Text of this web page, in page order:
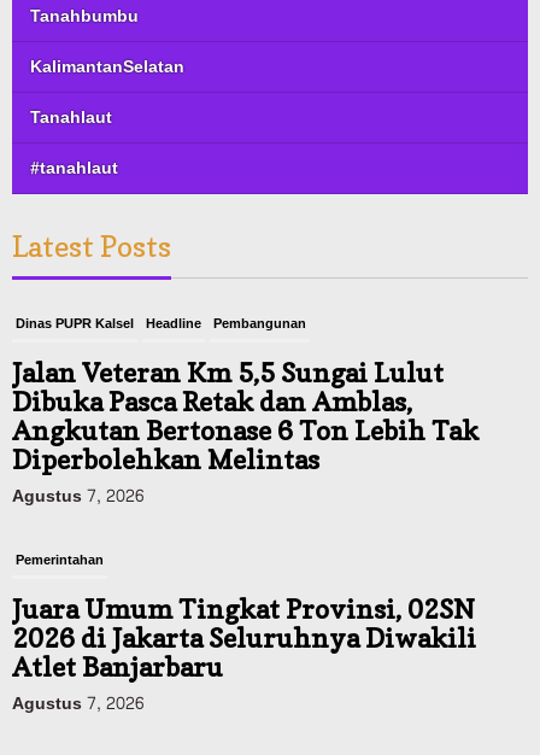
Tanahbumbu
KalimantanSelatan
Tanahlaut
#tanahlaut
Latest Posts
Dinas PUPR Kalsel Headline Pembangunan
Jalan Veteran Km 5,5 Sungai Lulut
Dibuka Pasca Retak dan Amblas,
Angkutan Bertonase 6 Ton Lebih Tak
Diperbolehkan Melintas
Agustus 7, 2026
Pemerintahan
Juara Umum Tingkat Provinsi, 02SN
2026 di Jakarta Seluruhnya Diwakili
Atlet Banjarbaru
Agustus 7, 2026